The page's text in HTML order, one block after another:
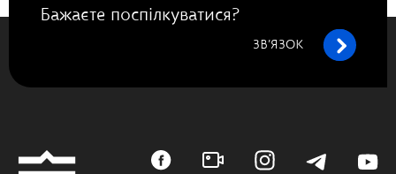
Бажаєте поспілкуватися?
ЗВ’ЯЗОК